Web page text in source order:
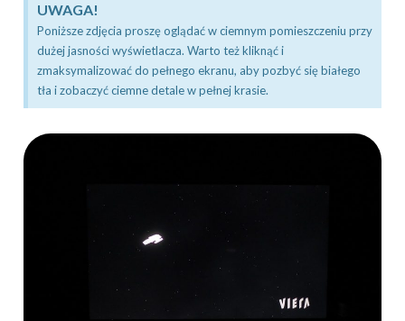
UWAGA!
Poniższe zdjęcia proszę oglądać w ciemnym pomieszczeniu przy
dużej jasności wyświetlacza. Warto też kliknąć i
zmaksymalizować do pełnego ekranu, aby pozbyć się białego
tła i zobaczyć ciemne detale w pełnej krasie.